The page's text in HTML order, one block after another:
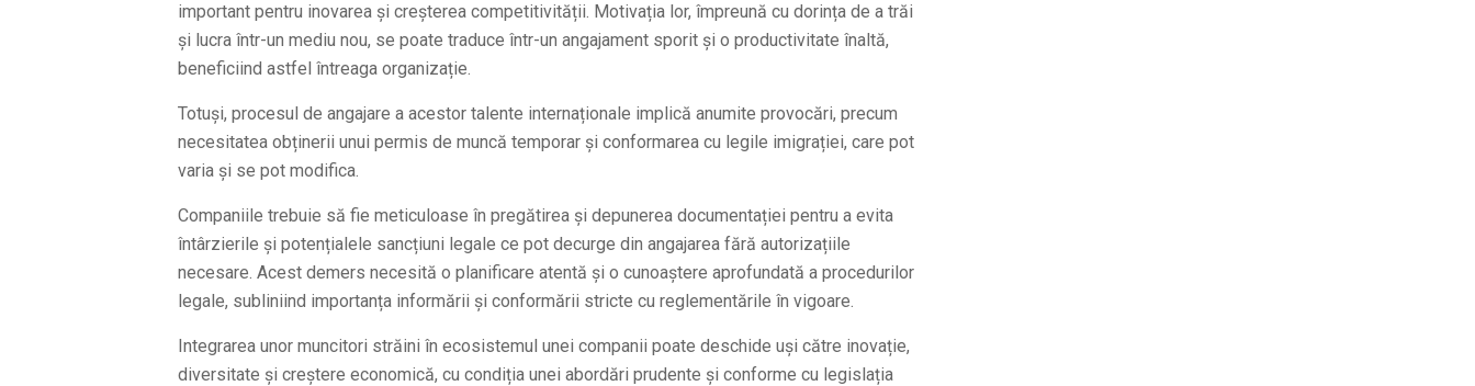
important pentru inovarea și creșterea competitivității. Motivația lor, împreună cu dorința de a trăi
și lucra într-un mediu nou, se poate traduce într-un angajament sporit și o productivitate înaltă,
beneficiind astfel întreaga organizație.
Totuși, procesul de angajare a acestor talente internaționale implică anumite provocări, precum
necesitatea obținerii unui permis de muncă temporar și conformarea cu legile imigrației, care pot
varia și se pot modifica.
Companiile trebuie să fie meticuloase în pregătirea și depunerea documentației pentru a evita
întârzierile și potențialele sancțiuni legale ce pot decurge din angajarea fără autorizațiile
necesare. Acest demers necesită o planificare atentă și o cunoaștere aprofundată a procedurilor
legale, subliniind importanța informării și conformării stricte cu reglementările în vigoare.
Integrarea unor muncitori străini în ecosistemul unei companii poate deschide uși către inovație,
diversitate și creștere economică, cu condiția unei abordări prudente și conforme cu legislația